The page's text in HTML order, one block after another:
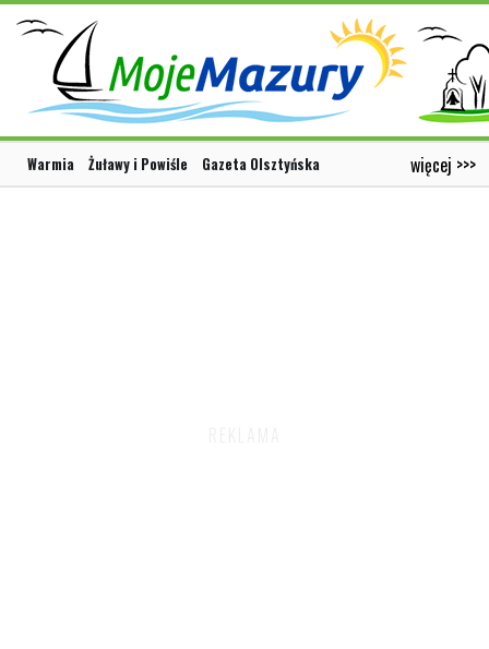
Warmia Żuławy i Powiśle Gazeta Olsztyńska więcej >>>